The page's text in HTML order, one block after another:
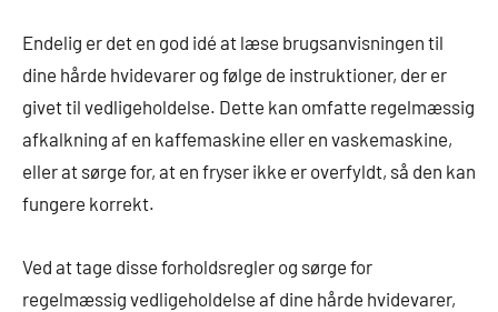
Endelig er det en god idé at læse brugsanvisningen til
dine hårde hvidevarer og følge de instruktioner, der er
givet til vedligeholdelse. Dette kan omfatte regelmæssig
afkalkning af en kaffemaskine eller en vaskemaskine,
eller at sørge for, at en fryser ikke er overfyldt, så den kan
fungere korrekt.
Ved at tage disse forholdsregler og sørge for
regelmæssig vedligeholdelse af dine hårde hvidevarer,